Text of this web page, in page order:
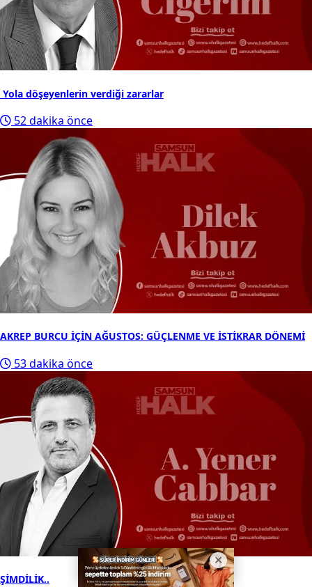
Yola döşeyenlerin verdiği zararlar
52 dakika önce
AKREP BURCU İÇİN AĞUSTOS: GÜÇLENME VE İSTİKRAR DÖNEMİ
53 dakika önce
ŞİMDİLİK..